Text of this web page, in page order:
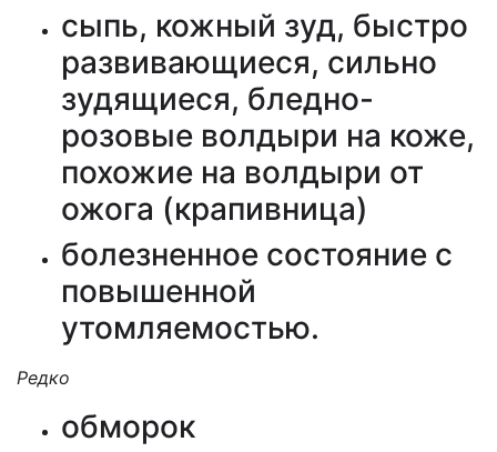
сыпь, кожный зуд, быстро
развивающиеся, сильно
зудящиеся, бледно-
розовые волдыри на коже,
похожие на волдыри от
ожога (крапивница)
болезненное состояние с
повышенной
утомляемостью.
Редко
обморок